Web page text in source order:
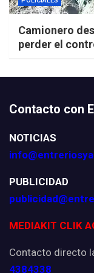
Camionero
perder el
Contacto con
NOTICIAS
PUBLICIDAD
MEDIAKIT CLIK
Contacto directo
4384338